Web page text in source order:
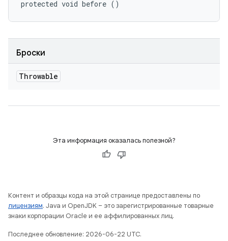
protected void before ()
Броски
Throwable
Эта информация оказалась полезной?
Контент и образцы кода на этой странице предоставлены по
лицензиям. Java и OpenJDK – это зарегистрированные товарные
знаки корпорации Oracle и ее аффилированных лиц.
Последнее обновление: 2026-06-22 UTC.